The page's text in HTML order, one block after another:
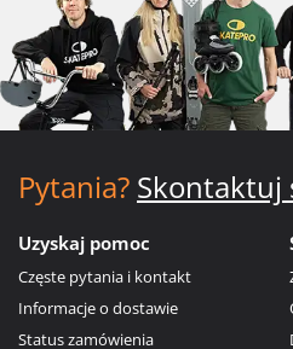
Pytania? Skontaktuj
Uzyskaj pomoc
Częste pytania i kontakt
Informacje o dostawie
Status zamówienia